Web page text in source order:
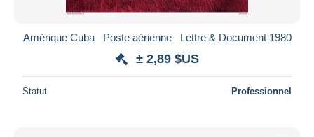
Amérique Cuba Poste aérienne ​​​​​​​ Lettre & Document 1980
± 2,89 $US
Statut Professionnel